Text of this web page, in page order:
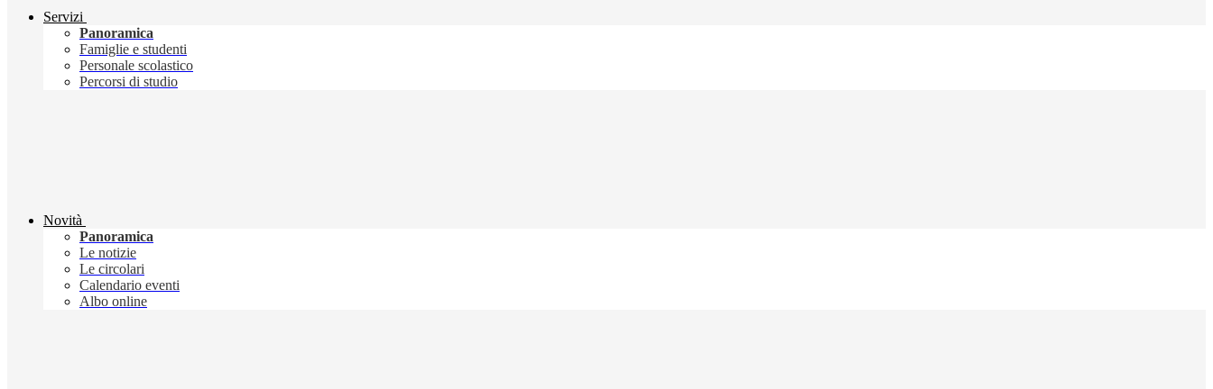
Servizi
Panoramica
Famiglie e studenti
Personale scolastico
Percorsi di studio
Novità
Panoramica
Le notizie
Le circolari
Calendario eventi
Albo online